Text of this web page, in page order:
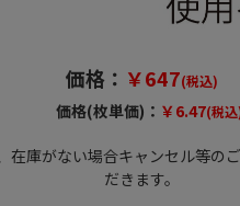
価格： ￥647(税込)
価格(枚単価)： ￥6.47(税
在庫がない場合キャンセル等の
だきます。